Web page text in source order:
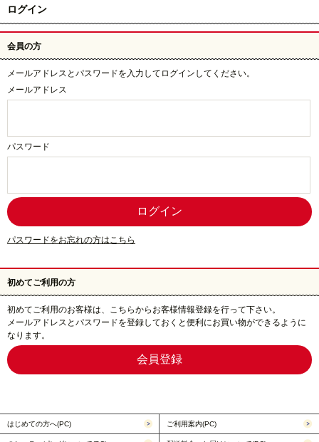
ログイン
会員の方
メールアドレスとパスワードを入力してログインしてください。
メールアドレス
パスワード
パスワードをお忘れの方はこちら
初めてご利用の方
初めてご利用のお客様は、こちらからお客様情報登録を行って下さい。
メールアドレスとパスワードを登録しておくと便利にお買い物ができるように
なります。
はじめての方へ(PC) ご利用案内(PC)